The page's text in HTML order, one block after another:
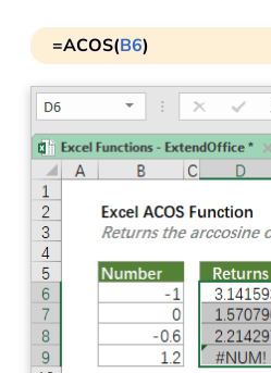
=ACOS(B6)